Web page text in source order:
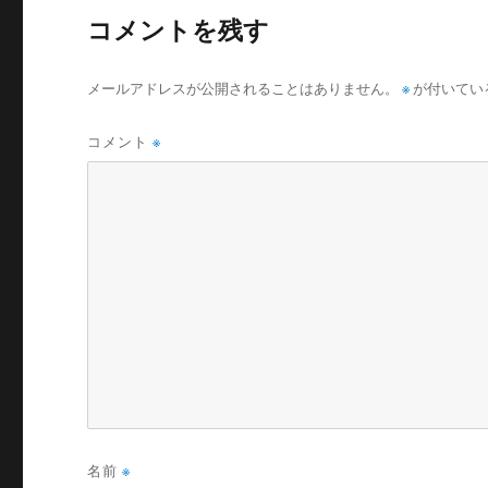
コメントを残す
メールアドレスが公開されることはありません。 ※ が付いて
コメント※
名前※